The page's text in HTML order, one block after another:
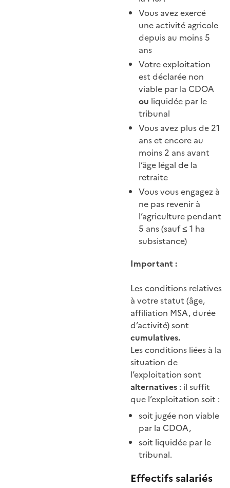
Vous avez exercé
une activité agricole
depuis au moins 5
ans
Votre exploitation
est déclarée non
viable par la CDOA
ou liquidée par le
tribunal
Vous avez plus de 21
ans et encore au
moins 2 ans avant
l’âge légal de la
retraite
Vous vous engagez à
ne pas revenir à
l’agriculture pendant
5 ans (sauf ≤ 1 ha
subsistance)
Important :
Les conditions relatives
à votre statut (âge,
affiliation MSA, durée
d’activité) sont
cumulatives.
Les conditions liées à la
situation de
l’exploitation sont
alternatives : il suffit
que l’exploitation soit :
soit jugée non viable
par la CDOA,
soit liquidée par le
tribunal.
Effectifs salariés